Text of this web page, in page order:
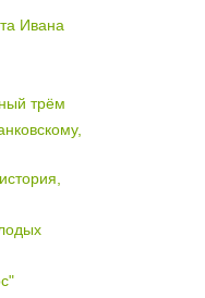
Ивана
трём